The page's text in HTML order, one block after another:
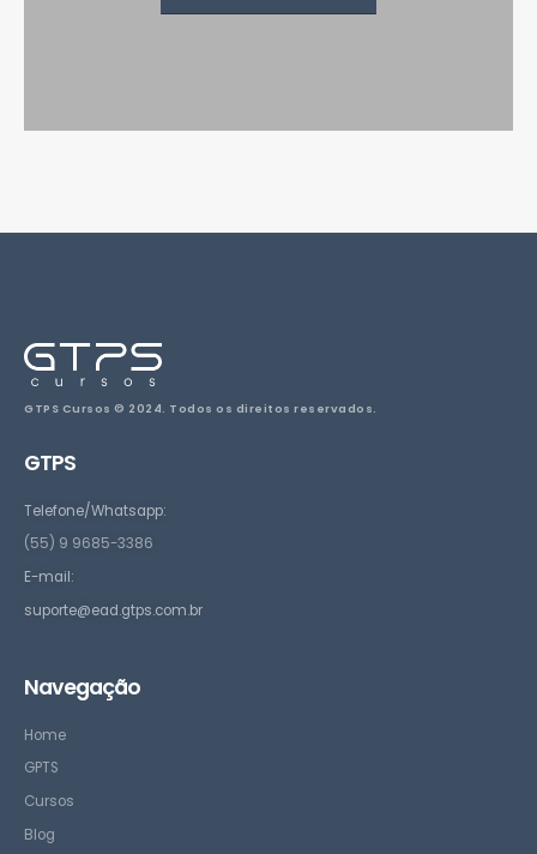
GTPS Cursos © 2024. Todos os direitos reservados.
GTPS
Telefone/Whatsapp:
(55) 9 9685-3386
E-mail:
suporte@ead.gtps.com.br
Navegação
Home
GPTS
Cursos
Blog